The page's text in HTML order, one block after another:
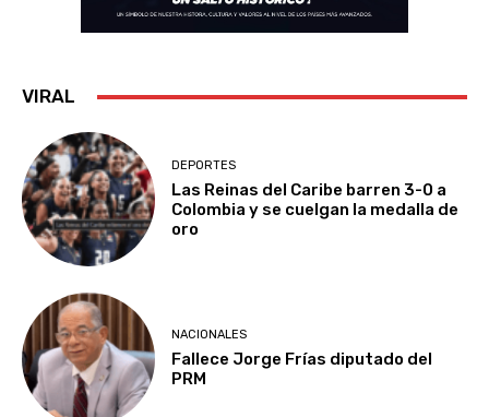
VIRAL
DEPORTES
Las Reinas del Caribe barren 3-0 a
Colombia y se cuelgan la medalla de
oro
NACIONALES
Fallece Jorge Frías diputado del
PRM